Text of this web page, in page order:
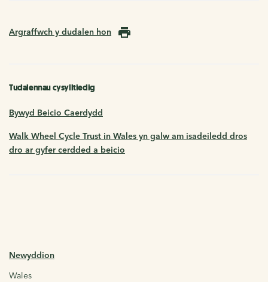
Argraffwch y dudalen hon
Tudalennau cysylltiedig
Bywyd Beicio Caerdydd
Walk Wheel Cycle Trust in Wales yn galw am isadeiledd dros
dro ar gyfer cerdded a beicio
Newyddion
Wales